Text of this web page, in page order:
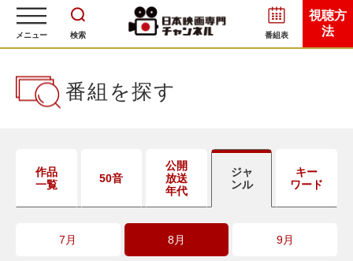
メニュー 検索 番組表
視聴方
法
番組を探す
作品
一覧
50音
公開
放送
年代
ジャ
ンル
キー
ワード
7月 8月 9月